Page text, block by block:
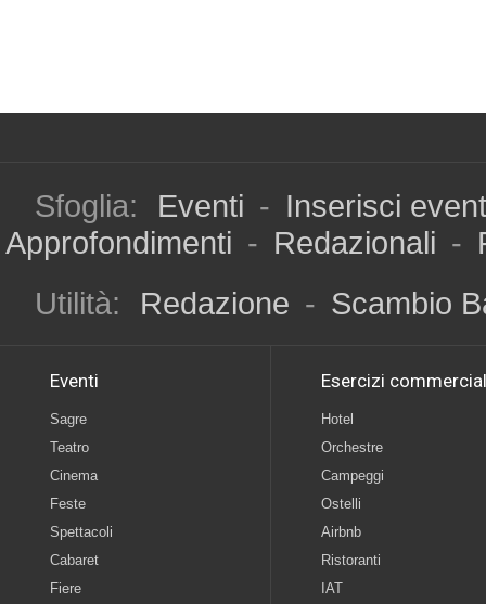
Sfoglia: Eventi - Inserisci
Approfondimenti - Redazionali -
Utilità:
Redazione - Scambio
Eventi
Sagre
Teatro
Cinema
Feste
Spettacoli
Cabaret
Fiere
Esercizi
Hotel
Orchestre
Campeggi
Ostelli
Airbnb
Ristoranti
IAT